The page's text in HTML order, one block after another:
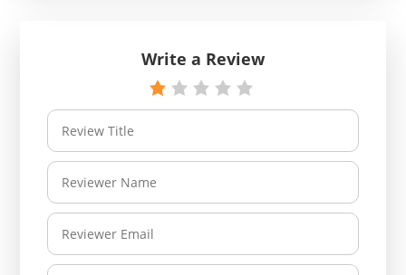
Write a Review